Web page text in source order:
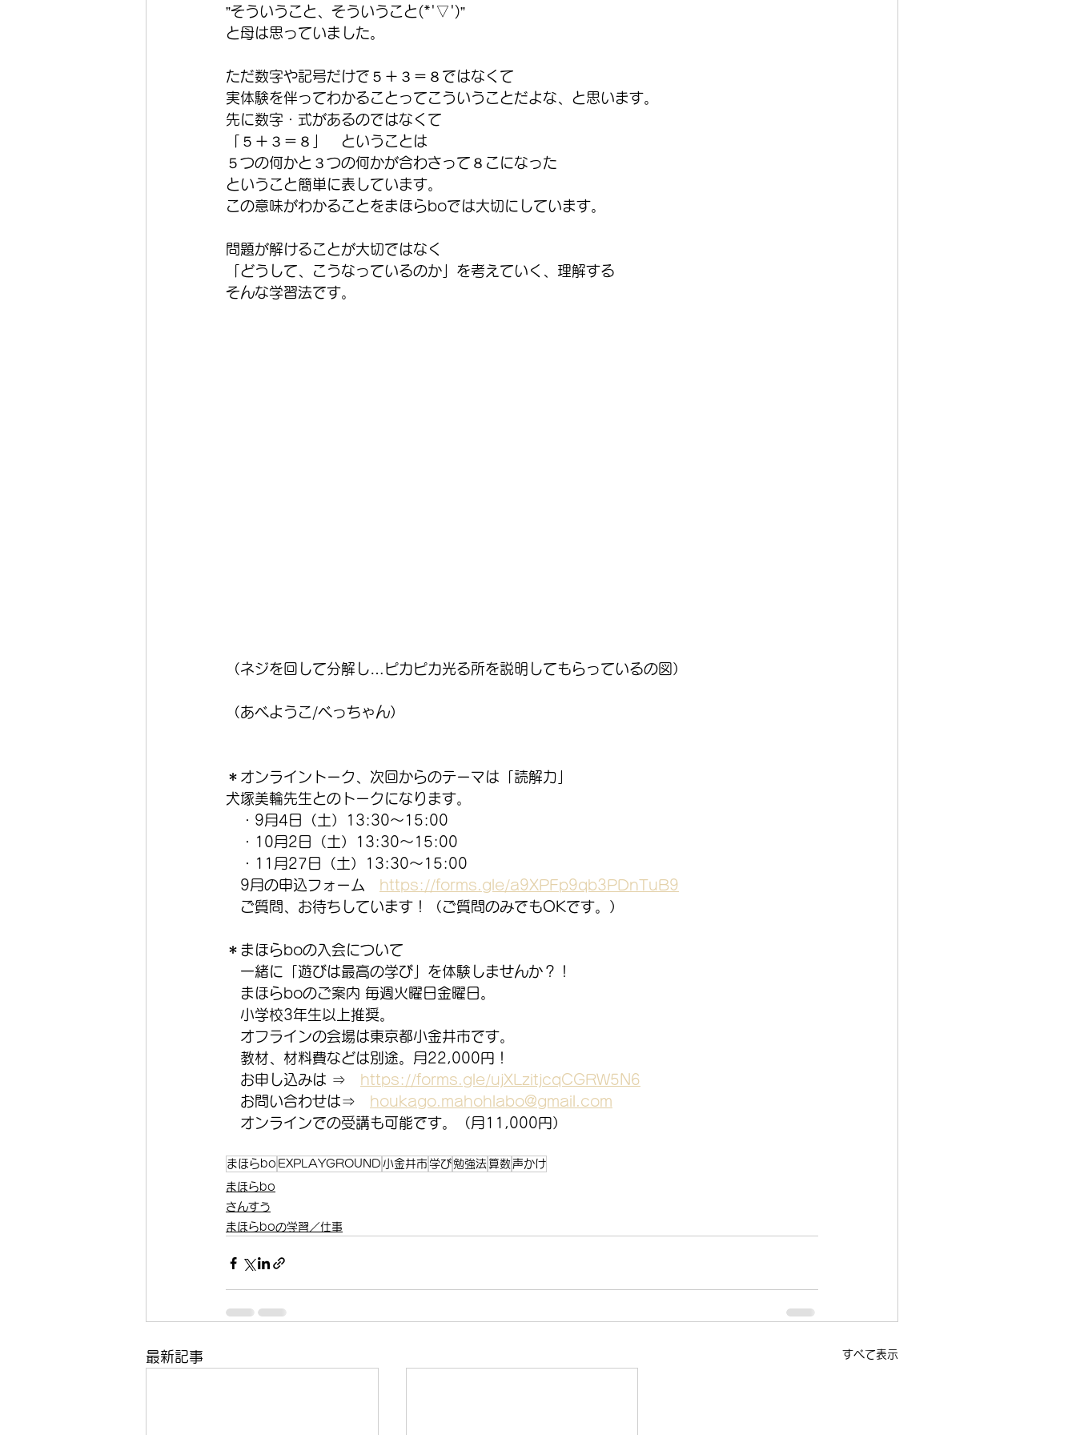
”そういうこと、そういうこと(*'▽')”
と母は思っていました。
ただ数字や記号だけで５＋３＝８ではなくて
実体験を伴ってわかることってこういうことだよな、と思います。
先に数字・式があるのではなくて
「５＋３＝８」　ということは
５つの何かと３つの何かが合わさって８こになった
ということ簡単に表しています。
この意味がわかることをまほらboでは大切にしています。
問題が解けることが大切ではなく
「どうして、こうなっているのか」を考えていく、理解する
そんな学習法です。
（ネジを回して分解し…ピカピカ光る所を説明してもらっているの図）
（あべようこ/べっちゃん）
＊オンライントーク、次回からのテーマは「読解力」
犬塚美輪先生とのトークになります。
・9月4日（土）13:30～15:00
・10月2日（土）13:30～15:00
・11月27日（土）13:30～15:00
9月の申込フォーム
https://forms.gle/a9XPFp9qb3PDnTuB9
ご質問、お待ちしています！（ご質問のみでもOKです。）
＊まほらboの入会について
一緒に「遊びは最高の学び」を体験しませんか？！
まほらboのご案内 毎週火曜日金曜日。
小学校3年生以上推奨。
オフラインの会場は東京都小金井市です。
教材、材料費などは別途。月22,000円！
お申し込みは ⇒
https://forms.gle/ujXLzitjcqCGRW5N6
お問い合わせは⇒
houkago.mahohlabo@gmail.com
オンラインでの受講も可能です。（月11,000円）
まほらbo EXPLAYGROUND 小金井市 学び勉強法 算数 声かけ
まほらbo
さんすう
まほらboの学習／仕事
最新記事 すべて表示